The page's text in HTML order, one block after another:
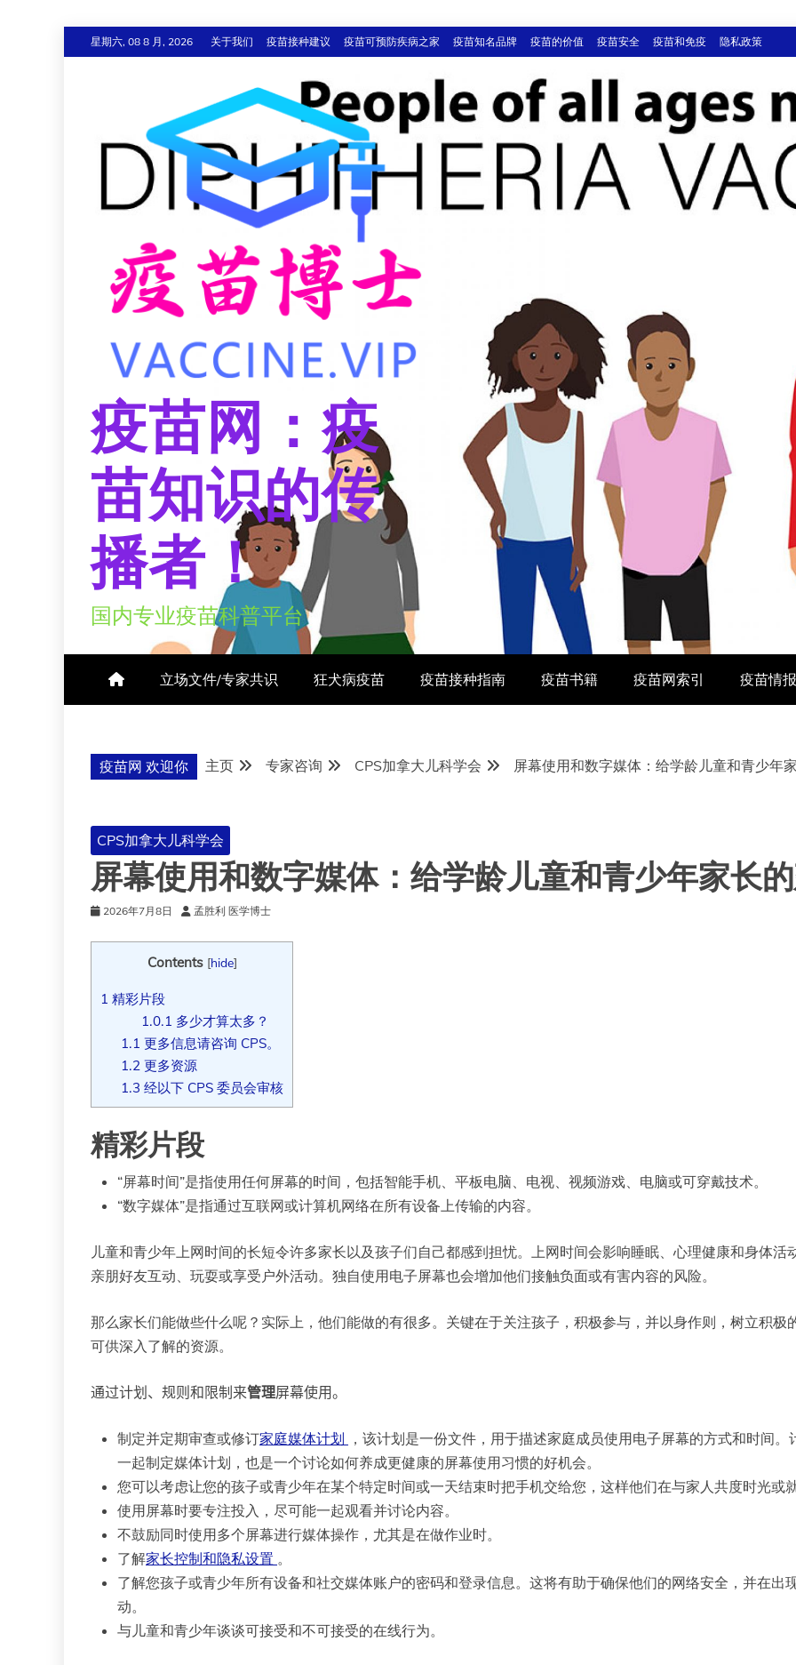
至
星期六, 08 8 月, 2026 关于我们 疫苗接种建议 疫苗可预防疾病之家 疫苗知名品牌 疫苗的价值 疫苗安全 疫苗和免疫 隐私政策
疫苗网：疫
苗知识的传
播者！
国内专业疫苗科普平台
立场文件/专家共识 狂犬病疫苗 疫苗接种指南 疫苗书籍 疫苗网索引 疫苗情
疫苗网 欢迎你 主页 专家咨询 CPS加拿大儿科学会 屏幕使用和数字媒体：给学龄儿童和青少年
CPS加拿大儿科学会
屏幕使用和数字媒体：给学龄儿童和青少年家长
2026年7月8日 孟胜利 医学博士
Contents [hide]
1 精彩片段
1.0.1 多少才算太多？
1.1 更多信息请咨询 CPS。
1.2 更多资源
1.3 经以下 CPS 委员会审核
精彩片段
“屏幕时间”是指使用任何屏幕的时间，包括智能手机、平板电脑、电视、视频游戏、电脑或可穿戴技术。
“数字媒体”是指通过互联网或计算机网络在所有设备上传输的内容。
儿童和青少年上网时间的长短令许多家长以及孩子们自己都感到担忧。上网时间会影响睡眠、心理健康和身体
亲朋好友互动、玩耍或享受户外活动。独自使用电子屏幕也会增加他们接触负面或有害内容的风险。
那么家长们能做些什么呢？实际上，他们能做的有很多。关键在于关注孩子，积极参与，并以身作则，树立积
可供深入了解的资源。
通过计划、规则和限制来管理屏幕使用。
制定并定期审查或修订家庭媒体计划 ，该计划是一份文件，用于描述家庭成员使用电子屏幕的方式和时间
一起制定媒体计划，也是一个讨论如何养成更健康的屏幕使用习惯的好机会。
您可以考虑让您的孩子或青少年在某个特定时间或一天结束时把手机交给您，这样他们在与家人共度时光或
使用屏幕时要专注投入，尽可能一起观看并讨论内容。
不鼓励同时使用多个屏幕进行媒体操作，尤其是在做作业时。
了解家长控制和隐私设置 。
了解您孩子或青少年所有设备和社交媒体账户的密码和登录信息。这将有助于确保他们的网络安全，并在出
动。
与儿童和青少年谈谈可接受和不可接受的在线行为。